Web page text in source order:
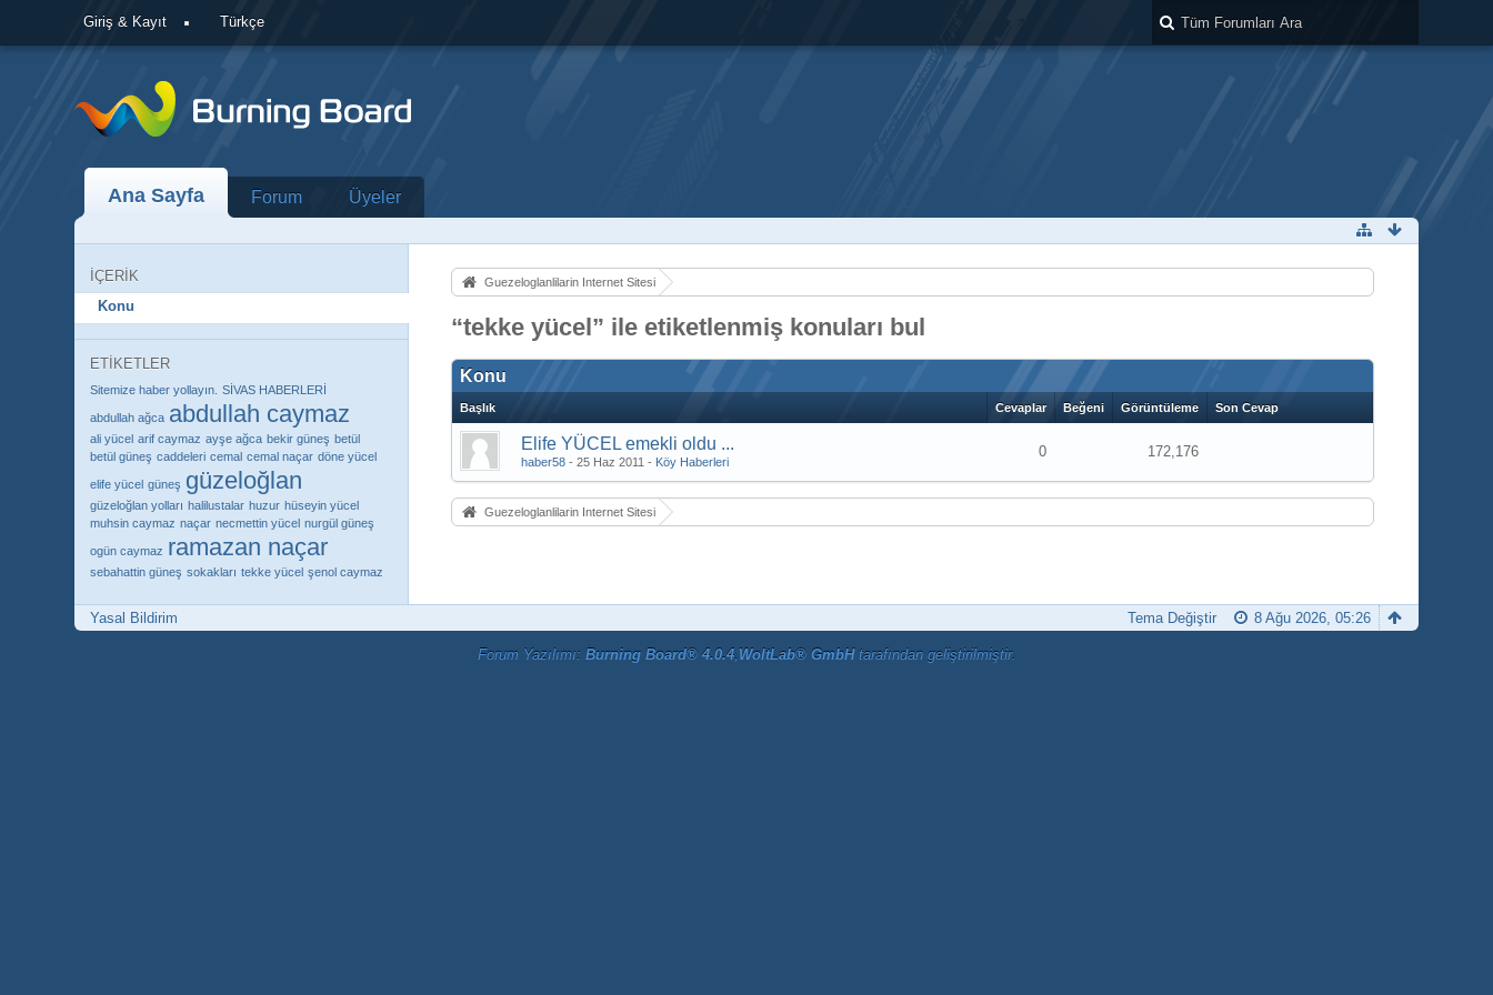
Giriş & Kayıt Türkçe
Ana Sayfa Forum Üyeler
İÇERIK
Konu
ETIKETLER
Sitemize haber yollayın. SİVAS HABERLERİ
abdullah ağca abdullah caymaz
ali yücel arif caymaz ayşe ağca bekir güneş betül
betül güneş caddeleri cemal cemal naçar döne yücel
elife yücel güneş güzeloğlan
güzeloğlan yolları halilustalar huzur hüseyin yücel
muhsin caymaz naçar necmettin yücel nurgül güneş
ogün caymaz ramazan naçar
sebahattin güneş sokakları tekke yücel şenol caymaz
Guezeloglanlilarin Internet Sitesi
“tekke yücel” ile etiketlenmiş konuları bul
Konu
Başlık Cevaplar Beğeni Görüntüleme Son Cevap
Elife YÜCEL emekli oldu ...
haber58 -25 Haz 2011 - Köy Haberleri
0 172,176
Guezeloglanlilarin Internet Sitesi
Yasal Bildirim 8 Ağu 2026, 05:26
Tema Değiştir
Forum Yazılımı: Burning Board® 4.0.4, WoltLab® GmbHtarafından geliştirilmiştir.